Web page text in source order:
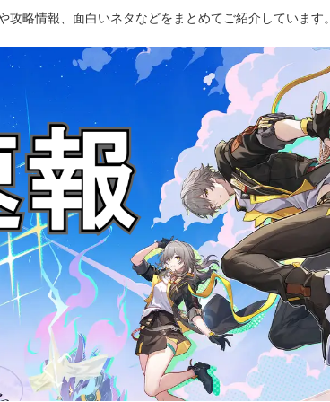
略情報、面白いネタなどをまとめてご紹介しています。